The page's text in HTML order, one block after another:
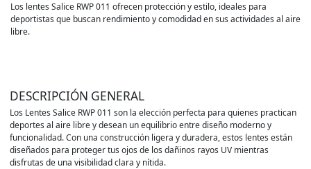
Los lentes Salice RWP 011 ofrecen protección y estilo, ideales para
deportistas que buscan rendimiento y comodidad en sus actividades al aire
libre.
DESCRIPCIÓN GENERAL
Los Lentes Salice RWP 011 son la elección perfecta para quienes practican
deportes al aire libre y desean un equilibrio entre diseño moderno y
funcionalidad. Con una construcción ligera y duradera, estos lentes están
diseñados para proteger tus ojos de los dañinos rayos UV mientras
disfrutas de una visibilidad clara y nítida.